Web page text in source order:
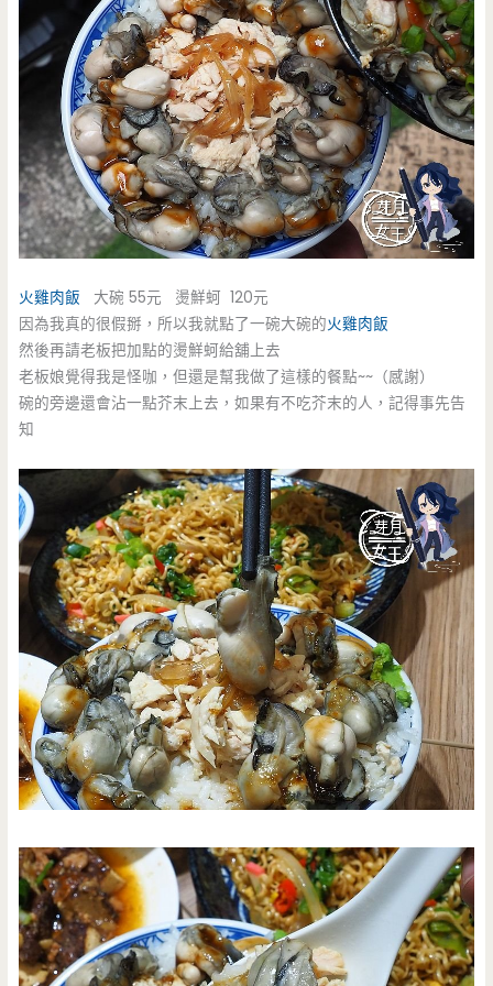
火雞肉飯 大碗 55元 燙鮮蚵 120元
因為我真的很假掰，所以我就點了一碗大碗的火雞肉飯
然後再請老板把加點的燙鮮蚵給舖上去
老板娘覺得我是怪咖，但還是幫我做了這樣的餐點~~（感謝）
碗的旁邊還會沾一點芥末上去，如果有不吃芥末的人，記得事先告
知